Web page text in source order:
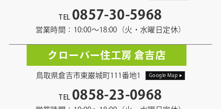
TEL 0857-30-5968
営業時間：10:00〜18:00（火・水曜日定休）
クローバー住工房 倉吉店
鳥取県倉吉市東巌城町111番地1 Google Map
TEL 0858-23-0968